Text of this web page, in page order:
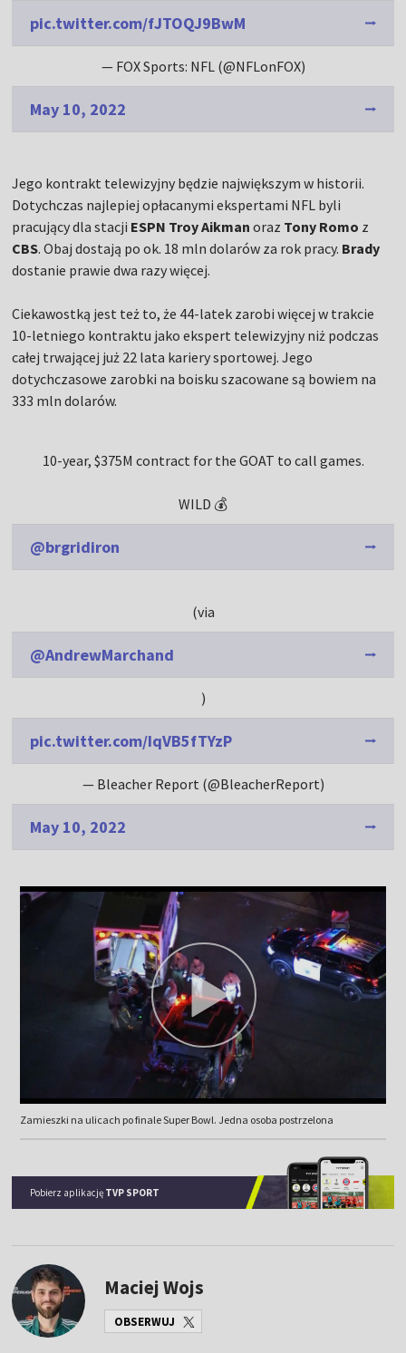
pic.twitter.com/fJTOQJ9BwM
— FOX Sports: NFL (@NFLonFOX)
May 10, 2022
Jego kontrakt telewizyjny będzie największym w historii.
Dotychczas najlepiej opłacanymi ekspertami NFL byli
pracujący dla stacji ESPN Troy Aikman oraz Tony Romo z
CBS. Obaj dostają po ok. 18 mln dolarów za rok pracy. Brady
dostanie prawie dwa razy więcej.
Ciekawostką jest też to, że 44-latek zarobi więcej w trakcie
10-letniego kontraktu jako ekspert telewizyjny niż podczas
całej trwającej już 22 lata kariery sportowej. Jego
dotychczasowe zarobki na boisku szacowane są bowiem na
333 mln dolarów.
10-year, $375M contract for the GOAT to call games.
WILD 💰
@brgridiron
(via
@AndrewMarchand
)
pic.twitter.com/IqVB5fTYzP
— Bleacher Report (@BleacherReport)
May 10, 2022
Zamieszki na ulicach po finale Super Bowl. Jedna osoba postrzelona
Pobierz aplikację TVP SPORT
Maciej Wojs
OBSERWUJ